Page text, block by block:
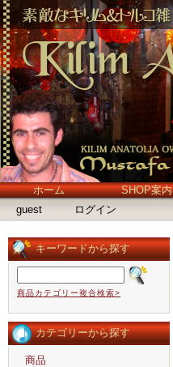
ホーム SHOP案内
guest
ログイン
キーワードから探す
商品カテゴリー複合検索>
カテゴリーから探す
商品